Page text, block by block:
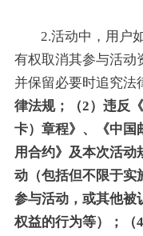
2.活动中，用户
有权取消其参与活动
并保留必要时追究法
律法规；（2）违反
卡）章程》、《中国
用合约》及本次活动
动（包括但不限于实
参与活动，或其他被
权益的行为等）；（